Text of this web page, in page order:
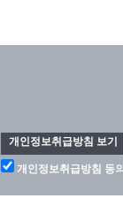
개인정보취급방침 보기
개인정보취급방침 동의